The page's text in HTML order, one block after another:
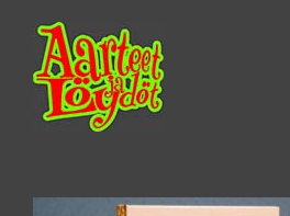
content